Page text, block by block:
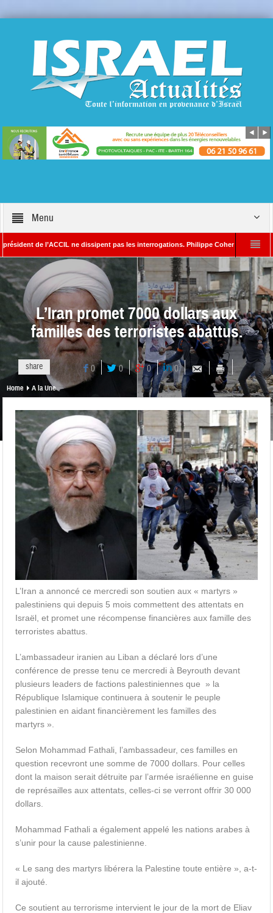
Menu
de l’ACCIL ne dissipent pas les interrogations. Philippe Cohen annonce se
SAYADA – Rédacteur en chef d’Israël Actualités L’Iran menace de
L’Iran promet 7000 dollars aux
familles des terroristes abattus.
share 0 0 0 0
Home A la Une
L’Iran a annoncé ce mercredi son soutien aux « martyrs »
palestiniens qui depuis 5 mois commettent des attentats en
Israël, et promet une récompense financières aux famille des
terroristes abattus.
L’ambassadeur iranien au Liban a déclaré lors d’une
conférence de presse tenu ce mercredi à Beyrouth devant
plusieurs leaders de factions palestiniennes que » la
République Islamique continuera à soutenir le peuple
palestinien en aidant financièrement les familles des
martyrs ».
Selon Mohammad Fathali, l’ambassadeur, ces familles en
question recevront une somme de 7000 dollars. Pour celles
dont la maison serait détruite par l’armée israélienne en guise
de représailles aux attentats, celles-ci se verront offrir 30 000
dollars.
Mohammad Fathali a également appelé les nations arabes à
s’unir pour la cause palestinienne.
« Le sang des martyrs libérera la Palestine toute entière », a-t-
il ajouté.
Ce soutient au terrorisme intervient le jour de la mort de Eliav